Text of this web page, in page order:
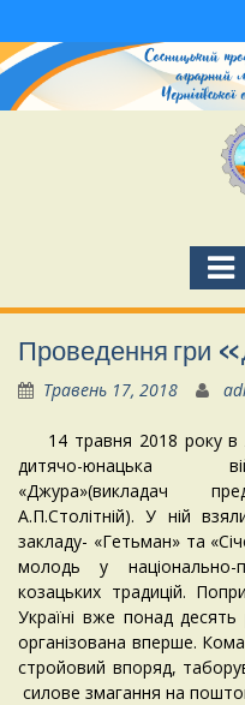
to
content
Проведення гри
Травень 17, 2018
14 травня 2018 року в
дитячо-юнацька
«Джура»(викладач
А.П.Столітній). У ній
закладу- «Гетьман» та
молодь у національно-
козацьких традицій.
Україні вже понад
організована вперше.
стройовий впоряд,
силове змагання на